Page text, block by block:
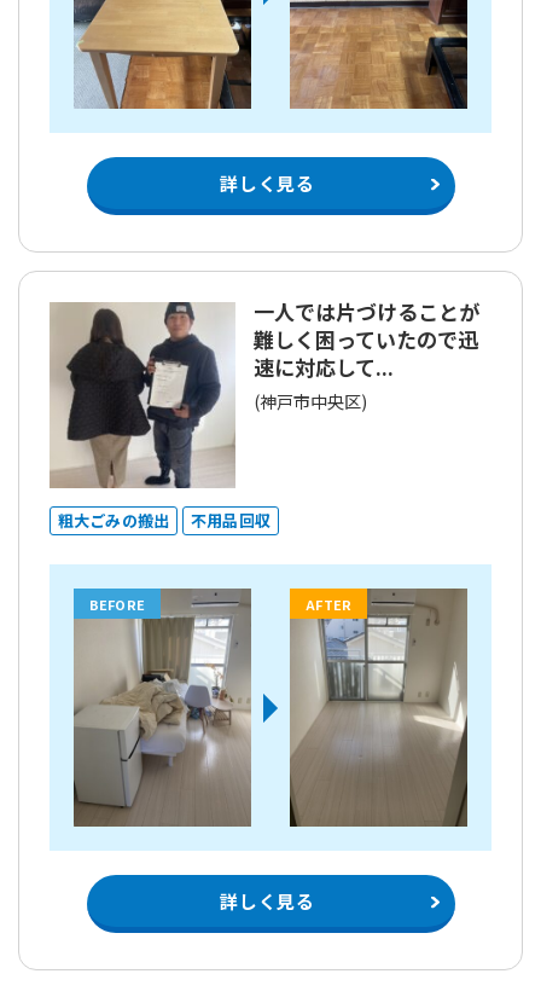
詳しく見る
一人では片づけることが
難しく困っていたので迅
速に対応して...
(神戸市中央区)
粗大ごみの搬出 不用品回収
BEFORE AFTER
詳しく見る